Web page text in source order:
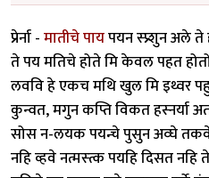
प्रेर्ना -मातीचे पायपयन स्प्र्शुन अले
ते पय मतिचे होते मि केवल पहत
लववि हे एकच मथि खुल मि इथ्वर
कुन्वत, मगुन कप्ति विकत हस्नर्या
सोस न-लयक पयन्चे पुसुन अव्घे
नहि व्हवे नत्मस्त्क पयहि दिसत